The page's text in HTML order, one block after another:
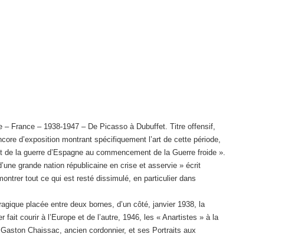
France – 1938-1947 – De Picasso à Dubuffet. Titre offensif,
d’exposition montrant spécifiquement l’art de cette période,
la guerre d’Espagne au commencement de la Guerre froide ».
grande nation républicaine en crise et asservie » écrit
tout ce qui est resté dissimulé, en particulier dans
placée entre deux bornes, d’un côté, janvier 1938, la
fait courir à l’Europe et de l’autre, 1946, les « Anartistes » à la
Chaissac, ancien cordonnier, et ses Portraits aux